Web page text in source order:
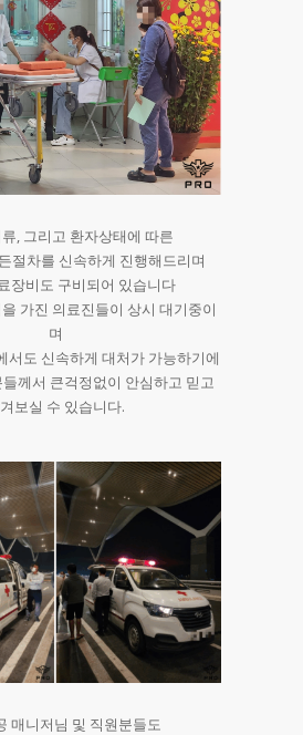
, 그리고 환자상태에 따른
절차를 신속하게 진행해드리며
장비도 구비되어 있습니다
가진 의료진들이 상시 대기중이
며
서도 신속하게 대처가 가능하기에
께서 큰걱정없이 안심하고 믿고
보실 수 있습니다.
매니저님 및 직원분들도